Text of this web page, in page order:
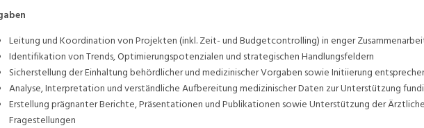
Leitung und Koordination von Projekten (inkl. Zeit- und Budgetcontrolling) in enger
Identifikation von Trends, Optimierungspotenzialen und strategischen Handlungsfeldern
Sicherstellung der Einhaltung behördlicher und medizinischer Vorgaben sowie Initiierung
Analyse, Interpretation und verständliche Aufbereitung medizinischer Daten zur Unterstützung
Erstellung prägnanter Berichte, Präsentationen und Publikationen sowie Unterstützung der
Fragestellungen